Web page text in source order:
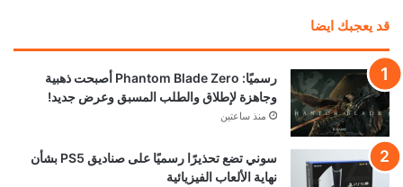
قد يعجبك ايضا
رسميًا: Phantom Blade Zero أصبحت ذهبية
وجاهزة لإطلاق والطلب المسبق وعرض جديد!
منذ ساعتين
سوني تضع تحذيرًا رسميًا على صناديق PS5 بشأن
نهاية الألعاب الفيزيائية